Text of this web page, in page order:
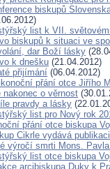
biskupů
list k VII.
biskupů k situaci ve
dar Boží lásky
k dnešku (21.04.2012)
přijímání (06.04.2012)
přání otce Jiřího
nakonec o věrnost
pravdy a lásky
list pro Nový rok
přání otce biskupa
Cikrle vydává
výročí smrti Mons.
list otce biskupa
arcibiskupa Duky k